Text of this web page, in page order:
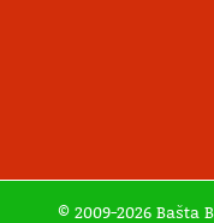
© 2009-2026 Bašta